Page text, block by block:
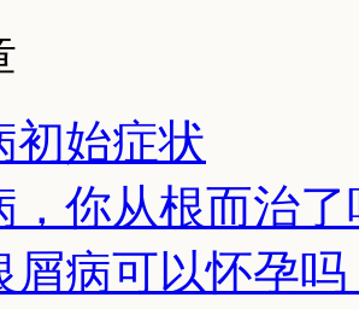
初始症状
，你从根而治了
屑病可以怀孕吗